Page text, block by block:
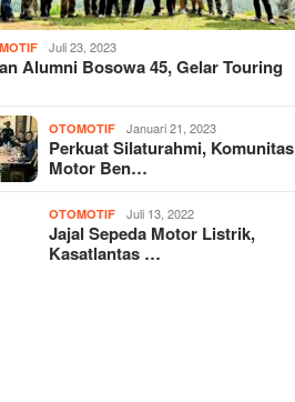
Juli 23, 2023
Alumni Bosowa 45, Gelar Touring
OTOMOTIF Januari 21, 2023
Perkuat Silaturahmi, Komunitas
Motor Ben…
OTOMOTIF Juli 13, 2022
Jajal Sepeda Motor Listrik,
Kasatlantas …